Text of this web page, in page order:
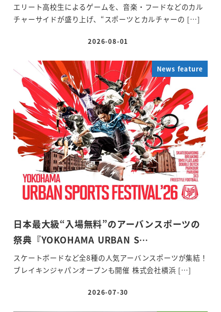
エリート高校生によるゲームを、音楽・フードなどのカル
チャーサイドが盛り上げ、“スポーツとカルチャーの […]
投稿日
2026-08-01
News feature
日本最大級“入場無料”のアーバンスポーツの
祭典『YOKOHAMA URBAN S…
スケートボードなど全8種の人気アーバンスポーツが集結！
ブレイキンジャパンオープンも開催 株式会社横浜 […]
投稿日
2026-07-30